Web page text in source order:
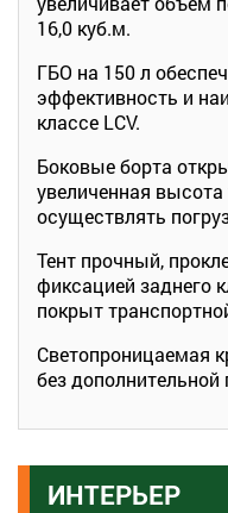
16,0 куб.м.
ГБО на 150 л
эффективность и
классе LCV.
Боковые борта
увеличенная высота
осуществлять
Тент прочный,
фиксацией заднего
покрыт
Светопроницаемая
без дополнительной
ИНТЕРЬЕР